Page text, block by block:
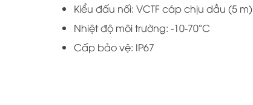
Kiểu đấu nối: VCTF cáp chịu dầu (5 m)
Nhiệt độ môi trường: -10-70°C
Cấp bảo vệ: IP67